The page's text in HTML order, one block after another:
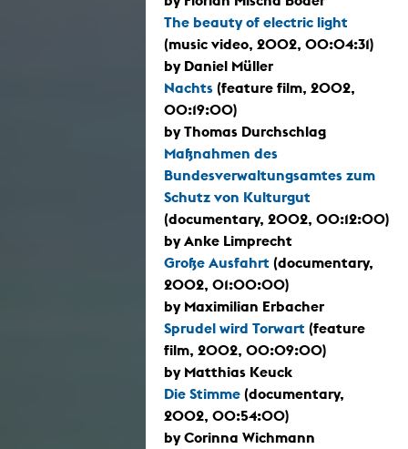
The beauty of electric light
(music video, 2002, 00:04:31)
by Daniel Müller
Nachts (feature film, 2002,
00:19:00)
by Thomas Durchschlag
Maßnahmen des
Bundesverwaltungsamtes zum
Schutz von Kulturgut
(documentary, 2002, 00:12:00)
by Anke Limprecht
Große Ausfahrt (documentary,
2002, 01:00:00)
by Maximilian Erbacher
Sprudel wird Torwart (feature
film, 2002, 00:09:00)
by Matthias Keuck
Die Stimme (documentary,
2002, 00:54:00)
by Corinna Wichmann